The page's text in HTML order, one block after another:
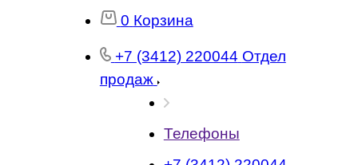
0 Корзина
+7 (3412) 220044 Отдел
продаж
Телефоны